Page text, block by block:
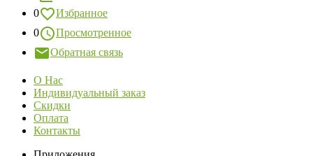
0
Избранное
0
Просмотренное
Обратная связь
О Нас
Индивидуальный заказ
Скидки
Оплата
Контакты